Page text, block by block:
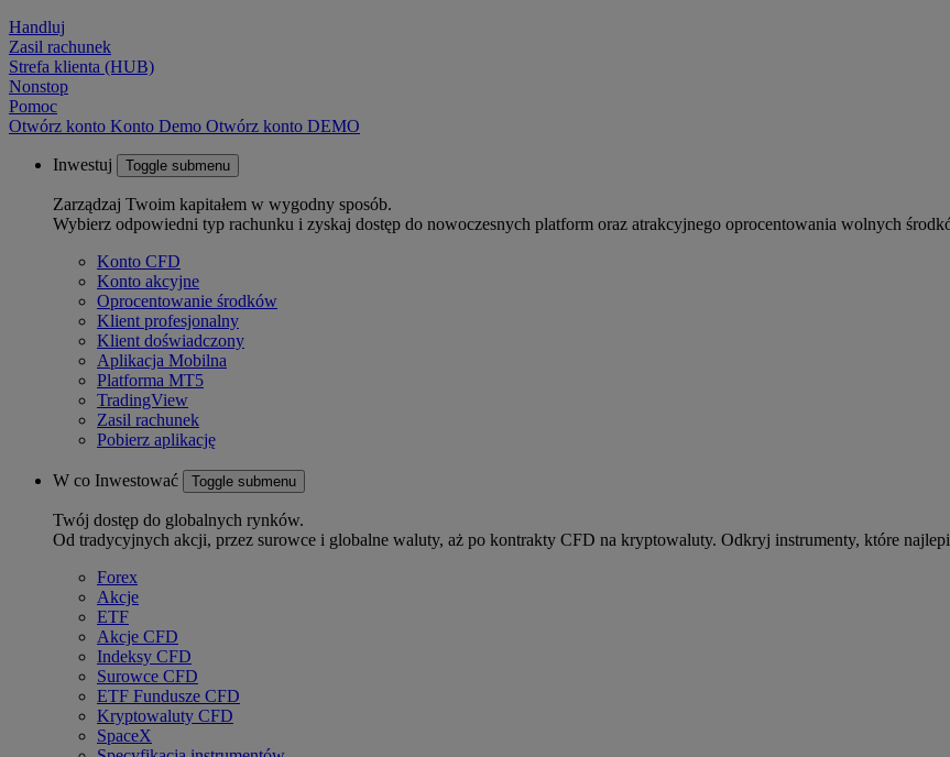
Handluj
Zasil rachunek
Strefa klienta (HUB)
Nonstop
Pomoc
Otwórz konto Konto Demo Otwórz konto DEMO
Inwestuj Toggle submenu
Zarządzaj Twoim kapitałem w wygodny sposób.
Wybierz odpowiedni typ rachunku i zyskaj dostęp do nowoczesnych platform oraz atrakcyjnego oprocentowania wolnych
Konto CFD
Konto akcyjne
Oprocentowanie środków
Klient profesjonalny
Klient doświadczony
Aplikacja Mobilna
Platforma MT5
TradingView
Zasil rachunek
Pobierz aplikację
W co Inwestować Toggle submenu
Twój dostęp do globalnych rynków.
Od tradycyjnych akcji, przez surowce i globalne waluty, aż po kontrakty CFD na kryptowaluty. Odkryj instrumenty, które
Forex
Akcje
ETF
Akcje CFD
Indeksy CFD
Surowce CFD
ETF Fundusze CFD
Kryptowaluty CFD
SpaceX